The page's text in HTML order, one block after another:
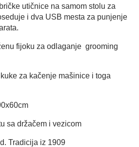
utičnice na samom stolu za
i dva USB mesta za punjenje
fijoku za odlaganje grooming
za kačenje mašinice i toga
sa držačem i vezicom
Tradicija iz 1909